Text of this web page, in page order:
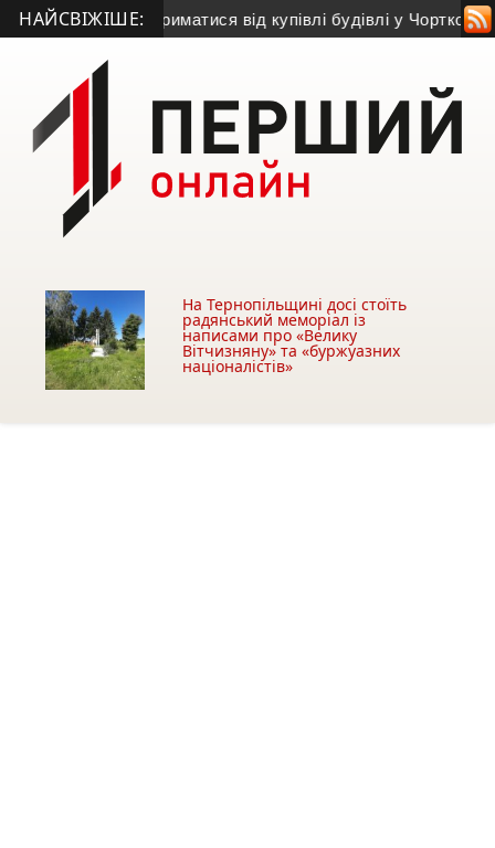
НАЙСВІЖІШЕ:
утриматися від купівлі будівлі у Чорткові (фото) •
На Тернопільщині досі стоїть
радянський меморіал із
написами про «Велику
Вітчизняну» та «буржуазних
націоналістів»